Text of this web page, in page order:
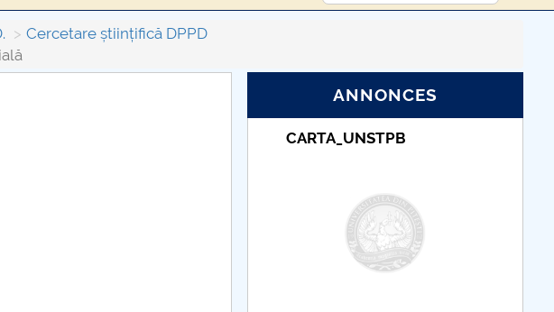
Cercetare științifică DPPD
ANNONCES
Taxe de școlarizare